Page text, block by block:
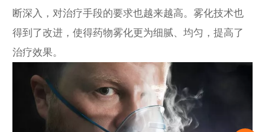
断深入，对治疗手段的要求也越来越高。雾化技术也
得到了改进，使得药物雾化更为细腻、均匀，提高了
治疗效果。